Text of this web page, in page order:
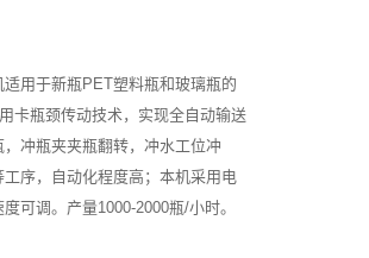
适用于新瓶PET塑料瓶和玻璃瓶的
卡瓶颈传动技术，实现全自动输送
冲瓶夹夹瓶翻转，冲水工位冲
序，自动化程度高；本机采用电
可调。产量1000-2000瓶/小时。